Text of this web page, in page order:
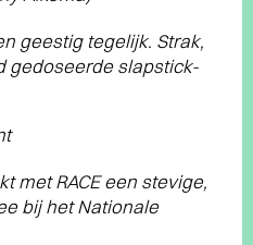
geestig tegelijk. Strak,
gedoseerde slapstick-
met RACE een stevige,
bij het Nationale